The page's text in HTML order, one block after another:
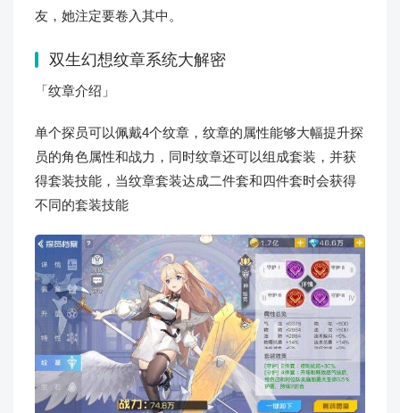
友，她注定要卷入其中。
双生幻想纹章系统大解密
「纹章介绍」
单个探员可以佩戴4个纹章，纹章的属性能够大幅提升探
员的角色属性和战力，同时纹章还可以组成套装，并获
得套装技能，当纹章套装达成二件套和四件套时会获得
不同的套装技能